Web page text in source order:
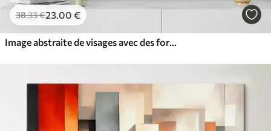
38.33€23.00 €
Image abstraite de visages avec des formes géométriques lumineuses